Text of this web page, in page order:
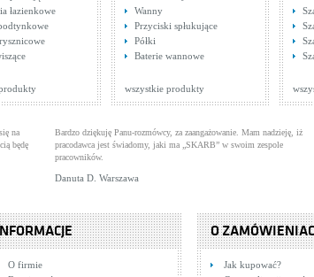
Retro 1.24.145.61
1 417,00 zł WIĘCEJ
Tres Clasic 5.32.145.01
Cena: 1 828,00 zł WIĘCEJ
umywalkowe
Hansgrohe Metropol E
14033000
Baterie umywalkowe
łazienkowe
Wanny
Przyciski spłukujące
Półki
Baterie wannowe
wszystkie produkty
na
będę
Bardzo dziękuję Panu-rozmówcy, za zaangażowanie. Mam nadzieję, iż
pracodawca jest świadomy, jaki ma „SKARB” w swoim zespole
pracowników.
Danuta D. Warszawa
O firmie
O
Jak kupować?